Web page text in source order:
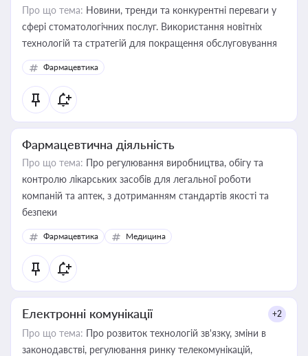
Про що тема: Новини, тренди та конкурентні переваги у
сфері стоматологічних послуг. Використання новітніх
технологій та стратегій для покращення обслуговування
Фармацевтика
Фармацевтична діяльність
Про що тема: Про регулювання виробництва, обігу та
контролю лікарських засобів для легальної роботи
компаній та аптек, з дотриманням стандартів якості та
безпеки
Фармацевтика Медицина
Електронні комунікації +2
Про що тема: Про розвиток технологій зв'язку, зміни в
законодавстві, регулювання ринку телекомунікацій,